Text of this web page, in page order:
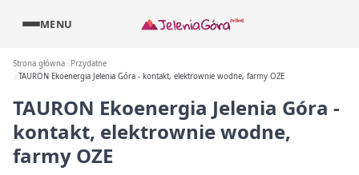
MENU
Strona główna
Przydatne
TAURON Ekoenergia Jelenia Góra - kontakt, elektrownie wodne, farmy OZE
TAURON Ekoenergia Jelenia Góra -
kontakt, elektrownie wodne,
farmy OZE